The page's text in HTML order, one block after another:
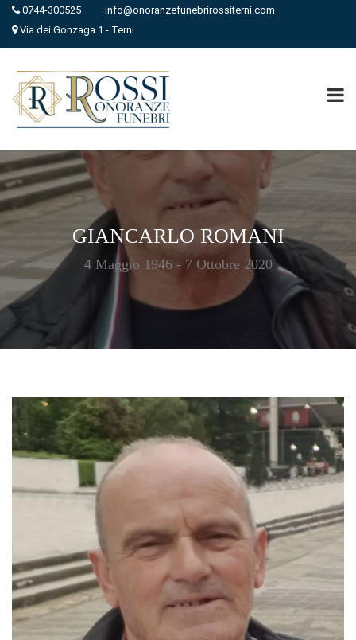
0744-300525
info@onoranzefunebrirossiterni.com
Via dei Gonzaga 1 - Terni
GIANCARLO ROMANI
4 Maggio 1946 - 7 Ottobre 2020